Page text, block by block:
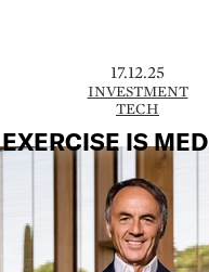
17.12.25
INVESTMENT
TECH
EXERCISE IS